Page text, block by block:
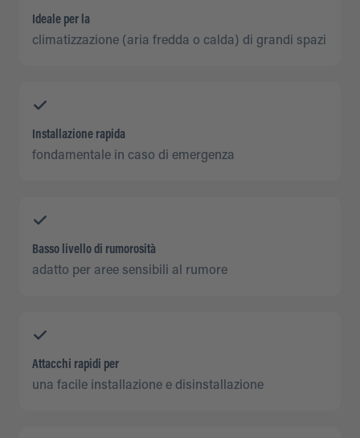
Ideale per la
climatizzazione (aria fredda o calda) di grandi spazi
Installazione rapida
fondamentale in caso di emergenza
Basso livello di rumorosità
adatto per aree sensibili al rumore
Attacchi rapidi per
una facile installazione e disinstallazione